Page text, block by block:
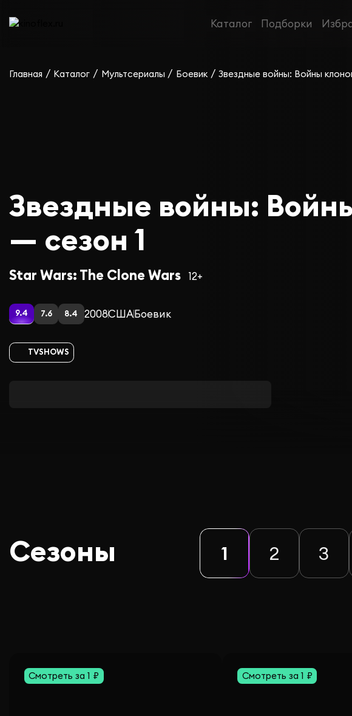
Каталог Подборки
Главная / Каталог / Мультсериалы / Боевик / Звездные войны: Войны
Звездные войны:
— сезон 1
Star Wars: The Clone Wars 12+
9.4 7.6 8.4 2008СШАБоевик
TVSHOWS
Сезоны 1 2 3
Смотреть за 1 ₽ Смотреть за 1 ₽